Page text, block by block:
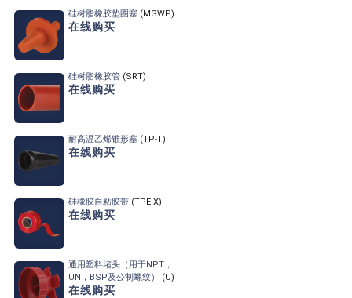
硅树脂橡胶垫圈塞 (MSWP)
在线购买
硅树脂橡胶管 (SRT)
在线购买
耐高温乙烯锥形塞 (TP-T)
在线购买
硅橡胶自粘胶带 (TPE-X)
在线购买
通用塑料堵头 （用于NPT，
UN， BSP及公制螺纹） (U)
在线购买